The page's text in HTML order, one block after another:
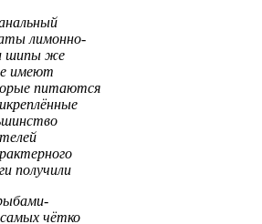
лимонно-
шипы же
имеют
питаются
получили
чётко